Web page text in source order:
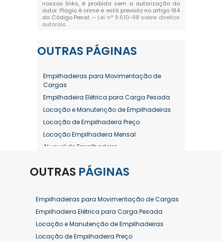
nossos links, é proibida sem a autorização do
autor. Plágio é crime e está previsto no artigo 184
do Código Penal. – Lei n° 9.610-98 sobre direitos
autorais.
OUTRAS PÁGINAS
Empilhadeiras para Movimentação de
Cargas
Empilhadeira Elétrica para Carga Pesada
Locação e Manutenção de Empilhadeiras
Locação de Empilhadeira Preço
Locação Empilhadeira Mensal
Aluguel de Empilhadeira
Aluguel de Empilhadeira Diária Valor
Aluguel de Empilhadeira Elétrica Preço
Aluguel de Empilhadeira Mensal
Aluguel de Empilhadeira Preço
Aluguel de Empilhadeira Valor
OUTRAS PÁGINAS
Empilhadeiras para Movimentação de Cargas
Empilhadeira Elétrica para Carga Pesada
Locação e Manutenção de Empilhadeiras
Locação de Empilhadeira Preço